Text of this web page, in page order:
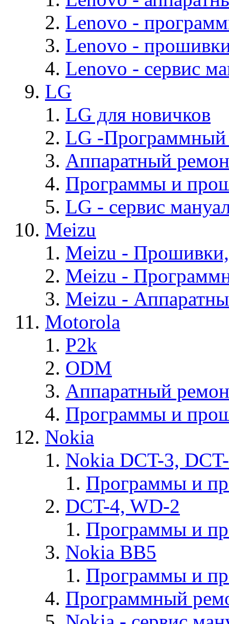
Lenovo -
Lenovo -
Lenovo - cервис
LG
LG для новичков
LG -Программный
Аппаратный
Программы и
LG - cервис
Meizu
Meizu -
Meizu -
Meizu -
Motorola
P2k
ODM
Аппаратный
Программы и
Nokia
Nokia DCT-3,
Программы и
DCT-4, WD-2
Программы и
Nokia BB5
Программы и
Программный